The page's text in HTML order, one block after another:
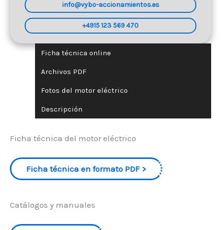
info@vybo-accionamientos.es
+4915 123 569 470
Ficha técnica online
Archivos PDF
Fotos del motor eléctrico
Descripción
Ficha técnica del motor eléctrico
Ficha técnica en formato PDF
Catálogos y manuales